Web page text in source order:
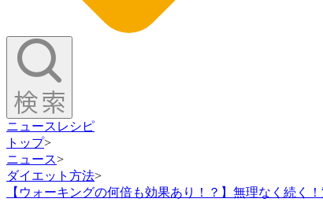
ニュース レシピ
トップ>
ニュース>
ダイエット方法>
【ウォーキングの何倍も効果あり！？】無理なく続く